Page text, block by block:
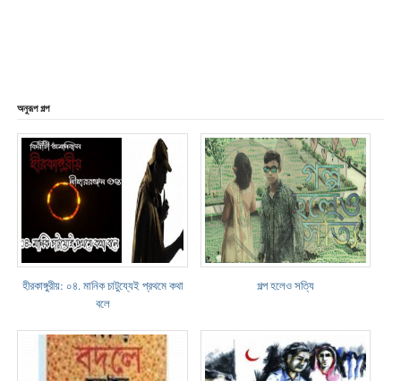
অনুরূপ গল্প
হীরকাঙ্গুরীয়: ০৪. মানিক চাটুয্যেই প্রথমে কথা
বলে
গল্প হলেও সত্যি